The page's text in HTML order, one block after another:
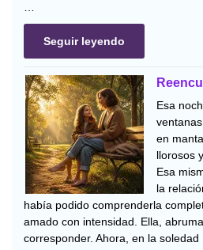
…
Seguir leyendo
Esa
en
llorosos
Esa
la
había podido comprenderla
amado con intensidad. Ella,
corresponder. Ahora, en la